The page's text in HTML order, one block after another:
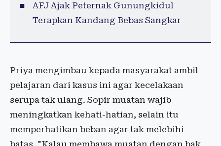
AFJ Ajak Peternak Gunungkidul
Terapkan Kandang Bebas Sangkar
Priya mengimbau kepada masyarakat ambil
pelajaran dari kasus ini agar kecelakaan
serupa tak ulang. Sopir muatan wajib
meningkatkan kehati-hatian, selain itu
memperhatikan beban agar tak melebihi